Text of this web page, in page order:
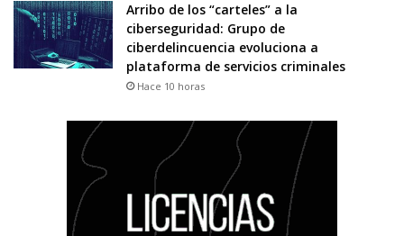
Arribo de los “carteles” a la
ciberseguridad: Grupo de
ciberdelincuencia evoluciona a
plataforma de servicios criminales
Hace 10 horas